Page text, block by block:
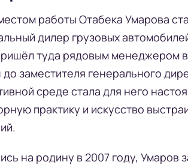
работы Отабека Умарова
дилер грузовых
туда рядовым менеджером
заместителя генерального
среде стала для него
практику и искусство
на родину в 2007 году, Умаров